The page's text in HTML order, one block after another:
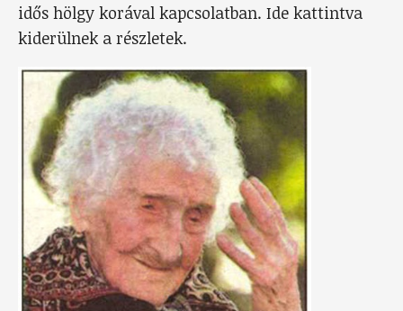
idős hölgy korával kapcsolatban. Ide kattintva
kiderülnek a részletek.